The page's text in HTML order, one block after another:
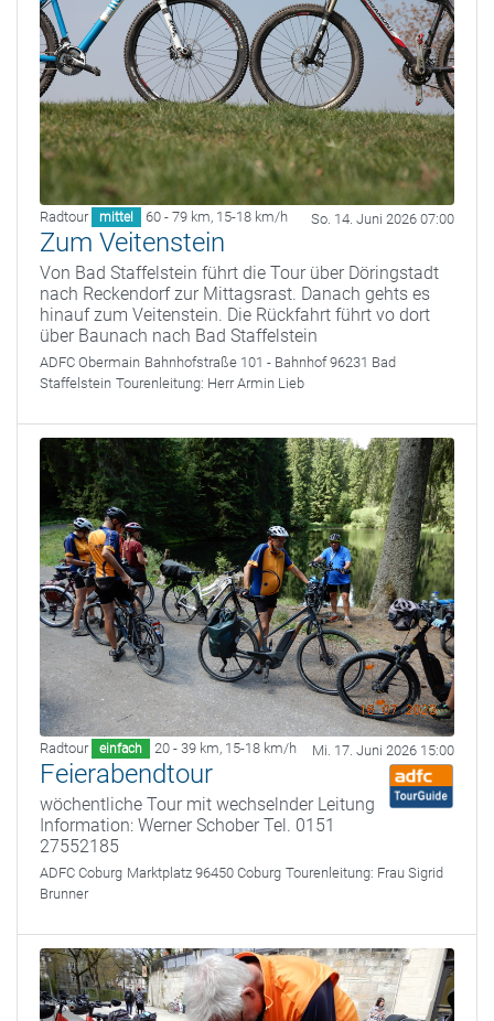
Radtour mittel 60 - 79 km, 15-18 km/h So. 14. Juni 2026 07:00
Zum Veitenstein
Von Bad Staffelstein führt die Tour über Döringstadt
nach Reckendorf zur Mittagsrast. Danach gehts es
hinauf zum Veitenstein. Die Rückfahrt führt vo dort
über Baunach nach Bad Staffelstein
ADFC Obermain Bahnhofstraße 101 - Bahnhof 96231 Bad
Staffelstein Tourenleitung: Herr Armin Lieb
Radtour einfach 20 - 39 km, 15-18 km/h Mi. 17. Juni 2026 15:00
Feierabendtour
wöchentliche Tour mit wechselnder Leitung
Information: Werner Schober Tel. 0151
27552185
ADFC Coburg Marktplatz 96450 Coburg Tourenleitung: Frau Sigrid
Brunner